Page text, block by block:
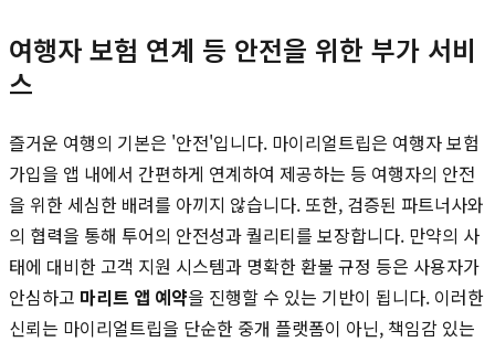
여행자 보험 연계 등 안전을 위한 부가 서비
스
즐거운 여행의 기본은 '안전'입니다. 마이리얼트립은 여행자 보험
가입을 앱 내에서 간편하게 연계하여 제공하는 등 여행자의 안전
을 위한 세심한 배려를 아끼지 않습니다. 또한, 검증된 파트너사와
의 협력을 통해 투어의 안전성과 퀄리티를 보장합니다. 만약의 사
태에 대비한 고객 지원 시스템과 명확한 환불 규정 등은 사용자가
안심하고 마리트 앱 예약을 진행할 수 있는 기반이 됩니다. 이러한
신뢰는 마이리얼트립을 단순한 중개 플랫폼이 아닌, 책임감 있는